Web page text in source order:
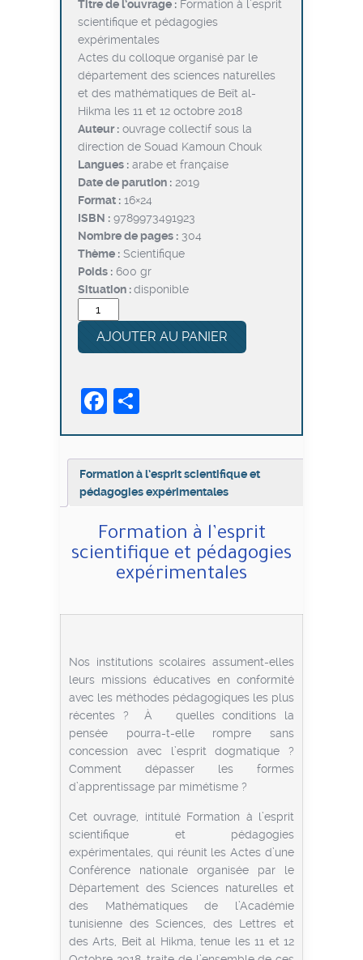
initial
était :
actuel
est :
Titre de l’ouvrage : Formation à l’esprit
scientifique et pédagogies
expérimentales
Actes du colloque organisé par le
département des sciences naturelles
et des mathématiques de Beït al-
Hikma les 11 et 12 octobre 2018
Auteur : ouvrage collectif sous la
direction de Souad Kamoun Chouk
Langues : arabe et française
Date de parution : 2019
Format : 16×24
ISBN : 9789973491923
Nombre de pages : 304
Thème : Scientifique
Poids : 600 gr
Situation :disponible
quantité
de
Formation
scientifique
et
AJOUTER AU PANIER
Facebook
Formation à l’esprit scientifique et
pédagogies expérimentales
Formation à l’esprit
scientifique et pédagogies
expérimentales
Nos institutions scolaires assument-elles
leurs missions éducatives en conformité
avec les méthodes pédagogiques les plus
récentes ? À quelles conditions la
pensée pourra-t-elle rompre sans
concession avec l’esprit dogmatique ?
Comment dépasser les formes
d’apprentissage par mimétisme ?
Cet ouvrage, intitulé Formation à l’esprit
scientifique et pédagogies
expérimentales, qui réunit les Actes d’une
Conférence nationale organisée par le
Département des Sciences naturelles et
des Mathématiques de l’Académie
tunisienne des Sciences, des Lettres et
des Arts, Beit al Hikma, tenue les 11 et 12